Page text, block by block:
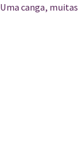
Uma canga,